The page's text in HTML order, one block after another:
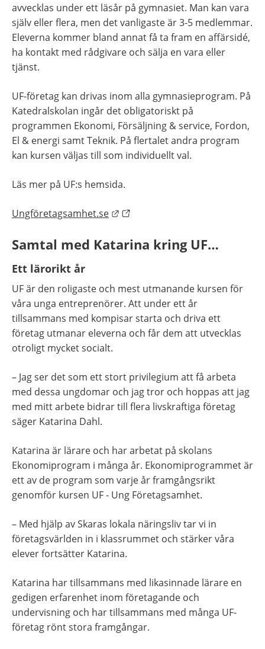
avvecklas under ett läsår på gymnasiet. Man kan vara
själv eller flera, men det vanligaste är 3-5 medlemmar.
Eleverna kommer bland annat få ta fram en affärsidé,
ha kontakt med rådgivare och sälja en vara eller
tjänst.
UF-företag kan drivas inom alla gymnasieprogram. På
Katedralskolan ingår det obligatoriskt på
programmen Ekonomi, Försäljning & service, Fordon,
El & energi samt Teknik. På flertalet andra program
kan kursen väljas till som individuellt val.
Läs mer på UF:s hemsida.
Ungföretagsamhet.se Länk till annan webbplats.
Samtal med Katarina kring UF…
Ett lärorikt år
UF är den roligaste och mest utmanande kursen för
våra unga entreprenörer. Att under ett år
tillsammans med kompisar starta och driva ett
företag utmanar eleverna och får dem att utvecklas
otroligt mycket socialt.
– Jag ser det som ett stort privilegium att få arbeta
med dessa ungdomar och jag tror och hoppas att jag
med mitt arbete bidrar till flera livskraftiga företag
säger Katarina Dahl.
Katarina är lärare och har arbetat på skolans
Ekonomiprogram i många år. Ekonomiprogrammet är
ett av de program som varje år framgångsrikt
genomför kursen UF - Ung Företagsamhet.
– Med hjälp av Skaras lokala näringsliv tar vi in
företagsvärlden in i klassrummet och stärker våra
elever fortsätter Katarina.
Katarina har tillsammans med likasinnade lärare en
gedigen erfarenhet inom företagande och
undervisning och har tillsammans med många UF-
företag rönt stora framgångar.